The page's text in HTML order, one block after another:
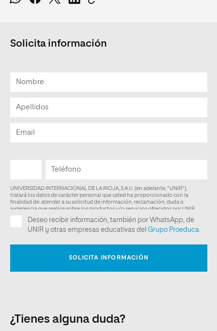
Solicita información
¿Tienes alguna duda?